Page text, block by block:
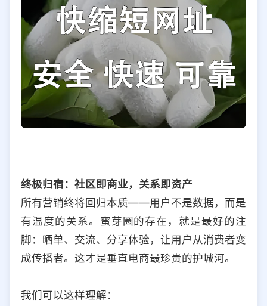
终极归宿：社区即商业，关系即资产
所有营销终将回归本质——用户不是数据，而是
有温度的关系。蜜芽圈的存在，就是最好的注
脚：晒单、交流、分享体验，让用户从消费者变
成传播者。这才是垂直电商最珍贵的护城河。
我们可以这样理解：